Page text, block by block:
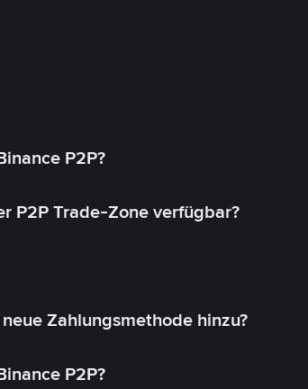
P2P?
P2P Trade-Zone verfügbar?
Zahlungsmethode hinzu?
P2P?